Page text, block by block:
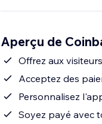
Aperçu de
Offrez aux
Acceptez des
Personnalisez
Soyez payé avec